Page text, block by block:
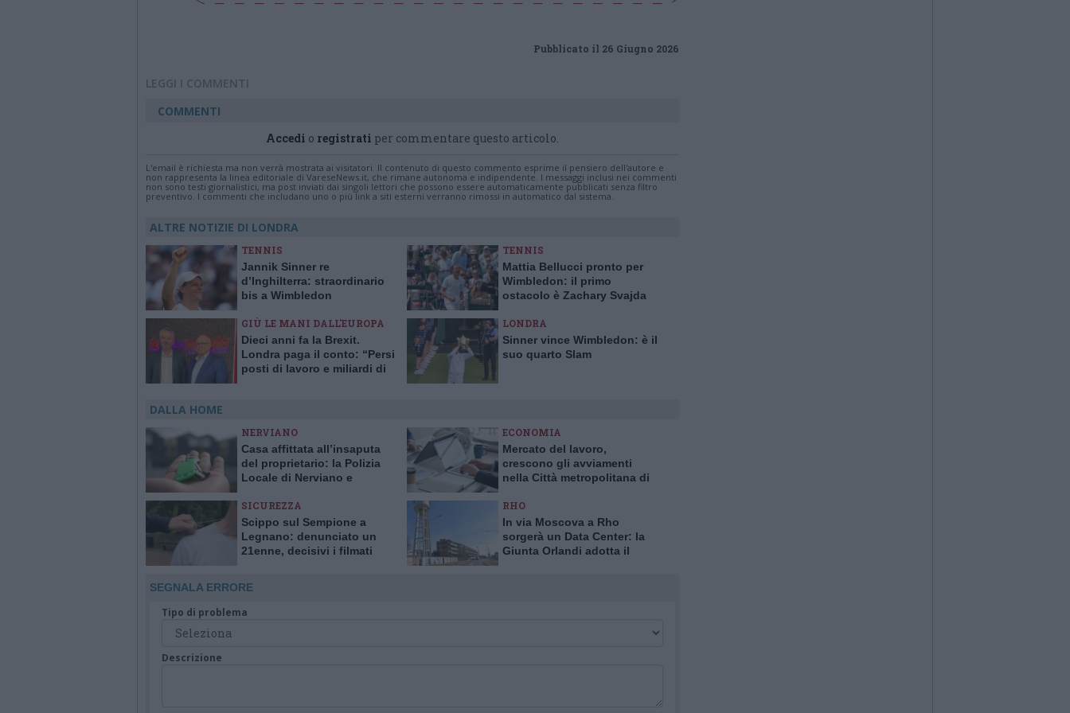
Pubblicato il 26 Giugno 2026
LEGGI I COMMENTI
COMMENTI
Accedi o registrati per commentare questo articolo.
L'email è richiesta ma non verrà mostrata ai visitatori. Il contenuto di questo commento esprime il pensiero dell'autore e
non rappresenta la linea editoriale di VareseNews.it, che rimane autonoma e indipendente. I messaggi inclusi nei commenti
non sono testi giornalistici, ma post inviati dai singoli lettori che possono essere automaticamente pubblicati senza filtro
preventivo. I commenti che includano uno o più link a siti esterni verranno rimossi in automatico dal sistema.
ALTRE NOTIZIE DI LONDRA
TENNIS
Jannik Sinner re
d’Inghilterra: straordinario
bis a Wimbledon
TENNIS
Mattia Bellucci pronto per
Wimbledon: il primo
ostacolo è Zachary Svajda
GIÙ LE MANI DALL'EUROPA
Dieci anni fa la Brexit.
Londra paga il conto: “Persi
posti di lavoro e miliardi di
LONDRA
Sinner vince Wimbledon: è il
suo quarto Slam
DALLA HOME
NERVIANO
Casa affittata all’insaputa
del proprietario: la Polizia
Locale di Nerviano e
ECONOMIA
Mercato del lavoro,
crescono gli avviamenti
nella Città metropolitana di
SICUREZZA
Scippo sul Sempione a
Legnano: denunciato un
21enne, decisivi i filmati
RHO
In via Moscova a Rho
sorgerà un Data Center: la
Giunta Orlandi adotta il
SEGNALA ERRORE
Tipo di problema
Descrizione